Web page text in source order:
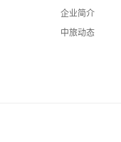
企业简介
中旅动态